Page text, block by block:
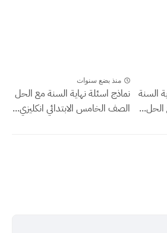
السنة
منذ بضع سنوات
نماذج اسئلة نهاية السنة مع الحل
الصف الخامس الابتدائي انكليزي...